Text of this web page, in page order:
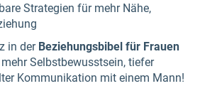
Strategien für mehr Nähe,
in der Beziehungsbibel für Frauen
Selbstbewusstsein, tiefer
Kommunikation mit einem Mann!